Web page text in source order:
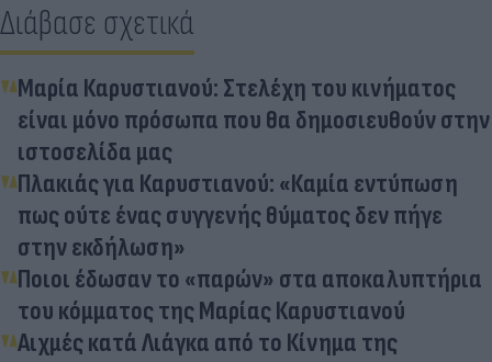
Διάβασε σχετικά
Μαρία Καρυστιανού: Στελέχη του κινήματος
είναι μόνο πρόσωπα που θα δημοσιευθούν στην
ιστοσελίδα μας
Πλακιάς για Καρυστιανού: «Καμία εντύπωση
πως ούτε ένας συγγενής θύματος δεν πήγε
στην εκδήλωση»
Ποιοι έδωσαν το «παρών» στα αποκαλυπτήρια
του κόμματος της Μαρίας Καρυστιανού
Αιχμές κατά Λιάγκα από το Κίνημα της